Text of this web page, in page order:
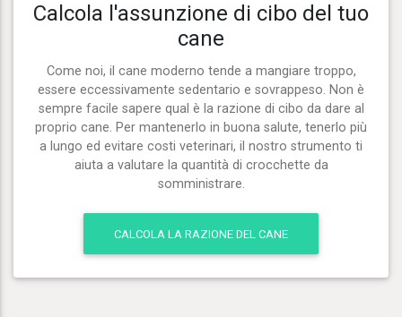
Calcola l'assunzione di cibo del tuo
cane
Come noi, il cane moderno tende a mangiare troppo,
essere eccessivamente sedentario e sovrappeso. Non è
sempre facile sapere qual è la razione di cibo da dare al
proprio cane. Per mantenerlo in buona salute, tenerlo più
a lungo ed evitare costi veterinari, il nostro strumento ti
aiuta a valutare la quantità di crocchette da
somministrare.
CALCOLA LA RAZIONE DEL CANE